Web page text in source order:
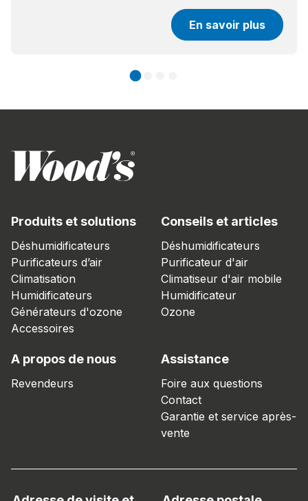
En savoir plus
Produits et solutions
Déshumidificateurs
Purificateurs d’air
Climatisation
Humidificateurs
Générateurs d'ozone
Accessoires
Conseils et articles
Déshumidificateurs
Purificateur d'air
Climatiseur d'air mobile
Humidificateur
Ozone
A propos de nous
Revendeurs
Assistance
Foire aux questions
Contact
Garantie et service après-
vente